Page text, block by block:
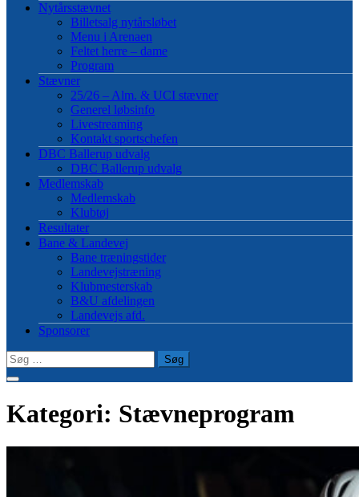
Nytårsstævnet
Billetsalg nytårsløbet
Menu i Arenaen
Feltet herre – dame
Program
Stævner
25/26 – Alm. & UCI stævner
Generel løbsinfo
Livestreaming
Kontakt sportschefen
DBC Ballerup udvalg
DBC Ballerup udvalg
Medlemskab
Medlemskab
Klubtøj
Resultater
Bane & Landevej
Bane træningstider
Landevejstræning
Klubmesterskab
B&U afdelingen
Landevejs afd.
Sponsorer
Søg
efter:
Kategori: Stævneprogram